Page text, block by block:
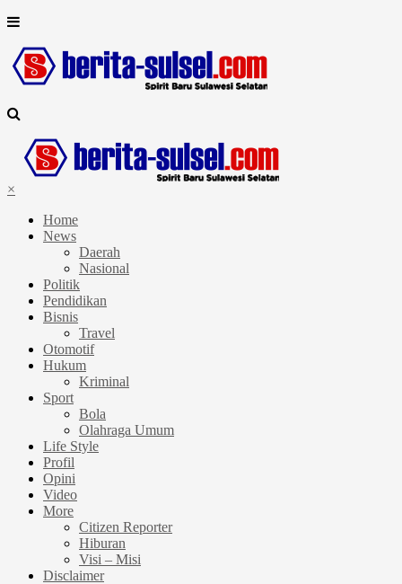
×
Home
News
Daerah
Nasional
Politik
Pendidikan
Bisnis
Travel
Otomotif
Hukum
Kriminal
Sport
Bola
Olahraga Umum
Life Style
Profil
Opini
Video
More
Citizen Reporter
Hiburan
Visi – Misi
Disclaimer